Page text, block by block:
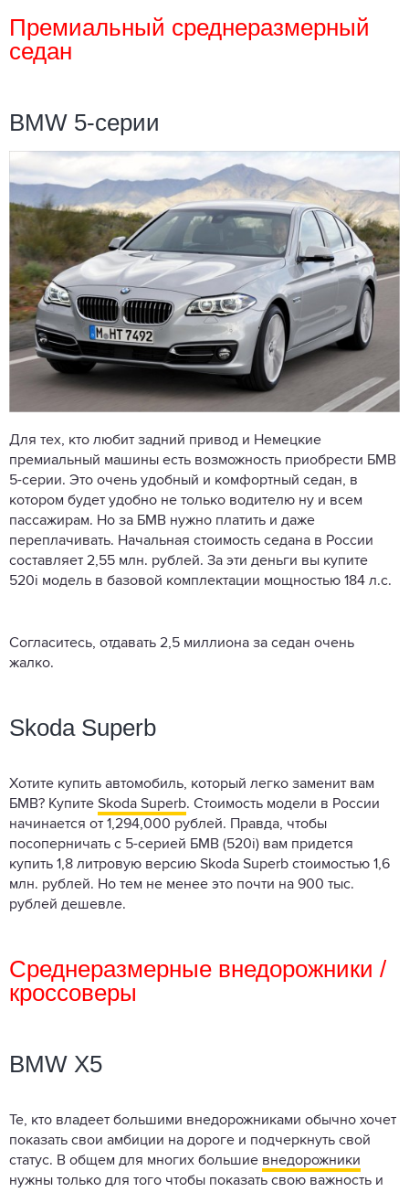
Премиальный среднеразмерный
седан
BMW 5-серии
Для тех, кто любит задний привод и Немецкие
премиальный машины есть возможность приобрести БМВ
5-серии. Это очень удобный и комфортный седан, в
котором будет удобно не только водителю ну и всем
пассажирам. Но за БМВ нужно платить и даже
переплачивать. Начальная стоимость седана в России
составляет 2,55 млн. рублей. За эти деньги вы купите
520i модель в базовой комплектации мощностью 184 л.с.
Согласитесь, отдавать 2,5 миллиона за седан очень
жалко.
Skoda Superb
Хотите купить автомобиль, который легко заменит вам
БМВ? Купите Skoda Superb. Стоимость модели в России
начинается от 1,294,000 рублей. Правда, чтобы
посоперничать с 5-серией БМВ (520i) вам придется
купить 1,8 литровую версию Skoda Superb стоимостью 1,6
млн. рублей. Но тем не менее это почти на 900 тыс.
рублей дешевле.
Среднеразмерные внедорожники /
кроссоверы
BMW X5
Те, кто владеет большими внедорожниками обычно хочет
показать свои амбиции на дороге и подчеркнуть свой
статус. В общем для многих большие внедорожники
нужны только для того чтобы показать свою важность и